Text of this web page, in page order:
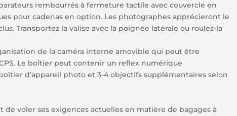
rembourrés à fermeture tactile avec couvercle en
pour cadenas en option. Les photographes apprécieront le
Transportez la valise avec la poignée latérale ou roulez-la
de la caméra interne amovible qui peut être
Le boîtier peut contenir un reflex numérique
d’appareil photo et 3-4 objectifs supplémentaires selon
voler ses exigences actuelles en matière de bagages à